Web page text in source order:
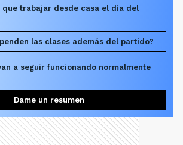
que trabajar desde casa el día del
las clases además del partido?
a seguir funcionando normalmente
Dame un resumen